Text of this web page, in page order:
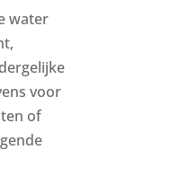
water
voor
of